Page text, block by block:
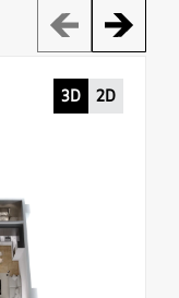
3D 2D